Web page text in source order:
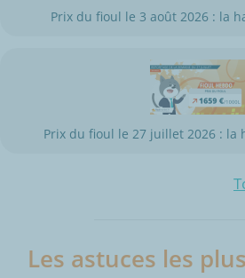
Prix du fioul le 3 août 2026 : la
Prix du fioul le 27 juillet 2026 : la
Les astuces les